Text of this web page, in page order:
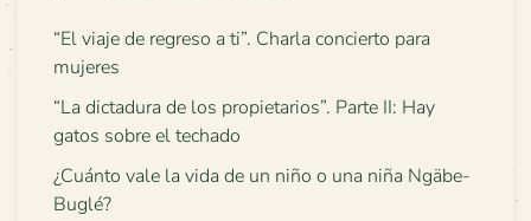
“El viaje de regreso a ti”. Charla concierto para
mujeres
“La dictadura de los propietarios”. Parte II: Hay
gatos sobre el techado
¿Cuánto vale la vida de un niño o una niña Ngäbe-
Buglé?